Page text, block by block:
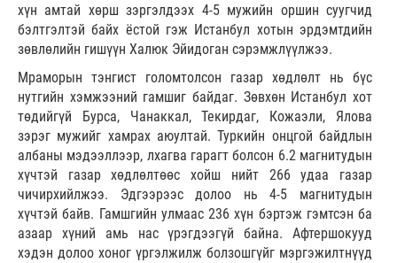
хүн амтай хөрш зэргэлдээх 4-5 мужийн оршин суугчид
бэлтгэлтэй байх ёстой гэж Истанбул хотын эрдэмтдийн
зөвлөлийн гишүүн Халюк Эйидоган сэрэмжлүүлжээ.
Мраморын тэнгист голомтолсон газар хөдлөлт нь бүс
нутгийн хэмжээний гамшиг байдаг. Зөвхөн Истанбул хот
төдийгүй Бурса, Чанаккал, Текирдаг, Кожаэли, Ялова
зэрэг мужийг хамрах аюултай. Туркийн онцгой байдлын
албаны мэдээллээр, лхагва гарагт болсон 6.2 магнитудын
хүчтэй газар хөдлөлтөөс хойш нийт 266 удаа газар
чичирхийлжээ. Эдгээрээс долоо нь 4-5 магнитудын
хүчтэй байв. Гамшгийн улмаас 236 хүн бэртэж гэмтсэн ба
азаар хүний амь нас үрэгдээгүй байна. Афтершокууд
хэдэн долоо хоног үргэлжилж болзошгүйг мэргэжилтнүүд